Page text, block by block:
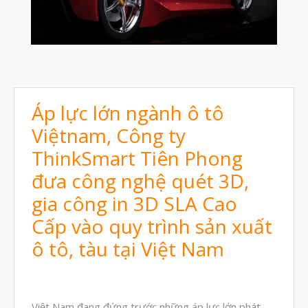
Tháng Mười Một 2024
Tháng Năm 2024
Tháng Tư 2024
Tháng Ba 2024
Tháng Hai 2024
Tháng Một 2024
Tháng Mười Hai 2023
Tháng Mười Một 2023
Áp lực lớn ngành ô tô
Việtnam, Công ty
ThinkSmart Tiên Phong
đưa công nghệ quét 3D,
gia công in 3D SLA Cao
Cấp vào quy trình sản xuất
ô tô, tàu tại Việt Nam